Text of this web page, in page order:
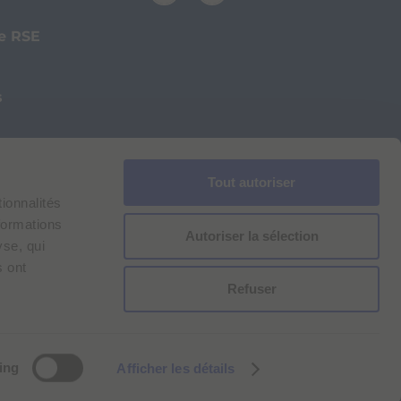
qui
ont
Afficher les détails
Tout autoriser
Autoriser la sélection
Refuser
RSE
Reg. n. 00825120157 | Milan REA n. 348183